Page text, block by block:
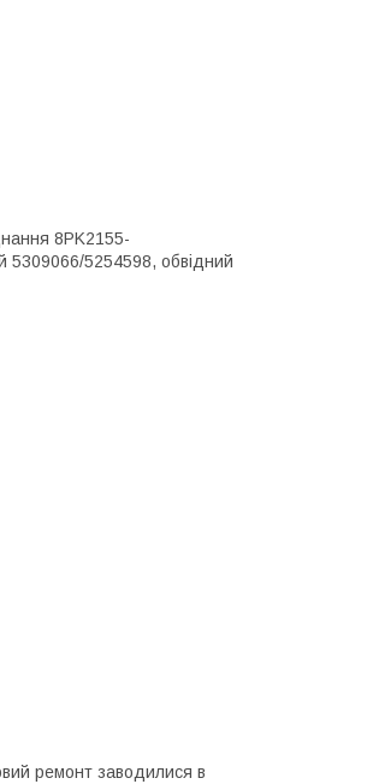
8PK2155-
5309066/5254598, обвідний
ремонт заводилися в